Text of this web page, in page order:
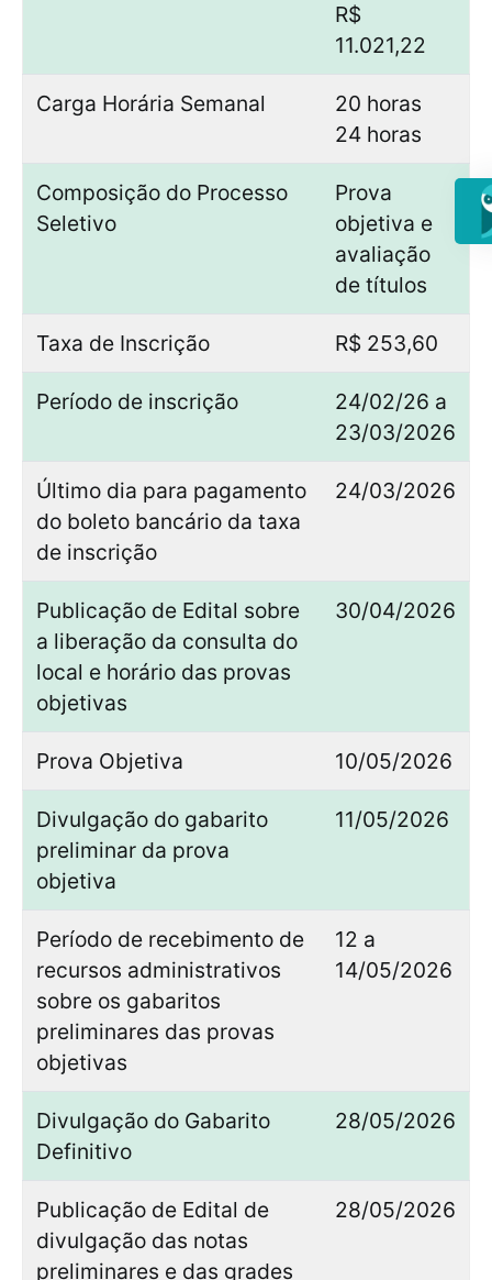
R$
11.021,22
Carga Horária Semanal
20 horas
24 horas
Composição do Processo
Seletivo
Prova
objetiva e
avaliação
de títulos
Taxa de Inscrição R$ 253,60
Período de inscrição
24/02/26 a
23/03/2026
Último dia para pagamento
do boleto bancário da taxa
de inscrição
24/03/2026
Publicação de Edital sobre
a liberação da consulta do
local e horário das provas
objetivas
30/04/2026
Prova Objetiva 10/05/2026
Divulgação do gabarito
preliminar da prova
objetiva
11/05/2026
Período de recebimento de
recursos administrativos
sobre os gabaritos
preliminares das provas
objetivas
12 a
14/05/2026
Divulgação do Gabarito
Definitivo
28/05/2026
Publicação de Edital de
divulgação das notas
preliminares e das grades
28/05/2026